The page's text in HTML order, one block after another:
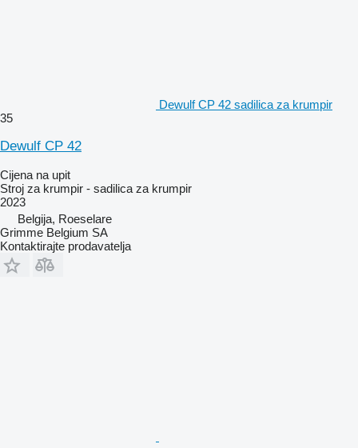
Dewulf CP 42 sadilica za krumpir
35
Dewulf CP 42
Cijena na upit
Stroj za krumpir - sadilica za krumpir
2023
Belgija, Roeselare
Grimme Belgium SA
Kontaktirajte prodavatelja